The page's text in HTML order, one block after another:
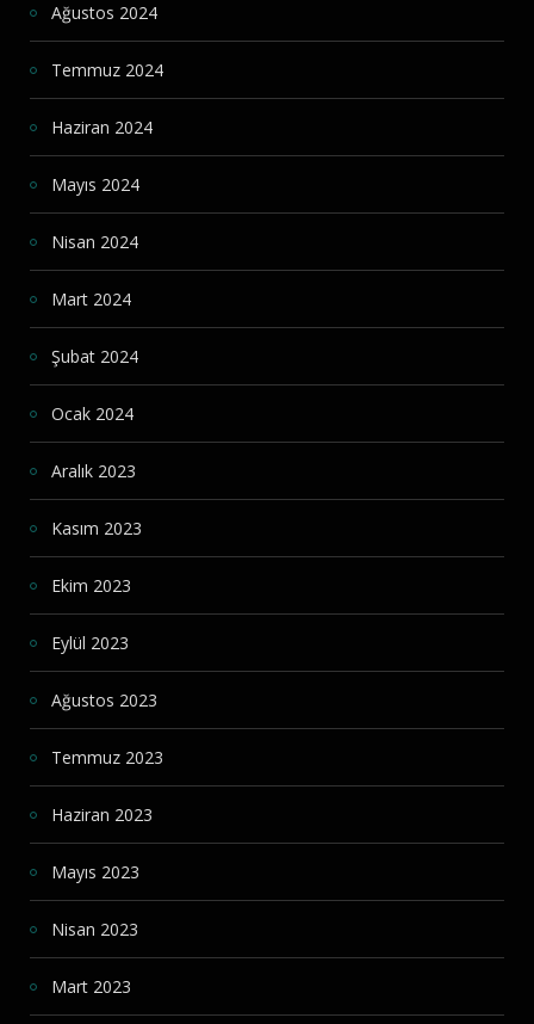
Ağustos 2024
Temmuz 2024
Haziran 2024
Mayıs 2024
Nisan 2024
Mart 2024
Şubat 2024
Ocak 2024
Aralık 2023
Kasım 2023
Ekim 2023
Eylül 2023
Ağustos 2023
Temmuz 2023
Haziran 2023
Mayıs 2023
Nisan 2023
Mart 2023